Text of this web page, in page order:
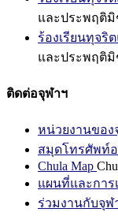
และประพฤติ
ร้องเรียนทุจริ
และประพฤติ
ติดต่อจุฬาฯ
หน่วยงานของ
สมุดโทรศัพท์
Chula Map
แผนที่และการ
ร่วมงานกับจุฬ